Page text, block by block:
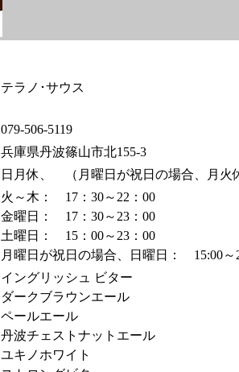
テラノ･サウス
079-506-5119
兵庫県丹波篠山市北155-3
日月休、 （月曜日が祝日の場合、月火
火～木： 17：30～22：00
金曜日： 17：30～23：00
土曜日： 15：00～23：00
月曜日が祝日の場合、日曜日： 15:00～
イングリッシュ ビター
ダークブラウンエール
ペールエール
丹波チェストナットエール
ユキノホワイト